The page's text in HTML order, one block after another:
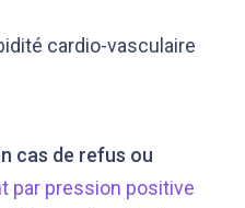
cardio-vasculaire
cas de refus ou
par pression positive